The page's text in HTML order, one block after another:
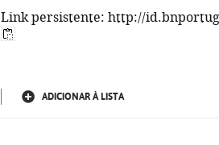
Link persistente: http://
ADICIONAR À LISTA